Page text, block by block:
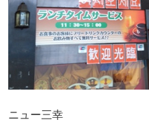
ニュー三幸